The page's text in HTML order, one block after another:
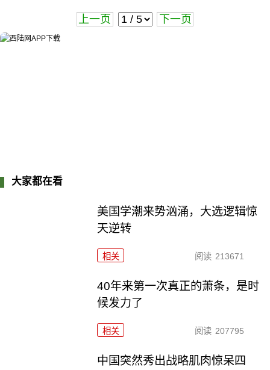
上一页 下一页
大家都在看
美国学潮来势汹涌，大选逻辑惊
天逆转
相关 阅读 213671
40年来第一次真正的萧条，是时
候发力了
相关 阅读 207795
中国突然秀出战略肌肉惊呆四